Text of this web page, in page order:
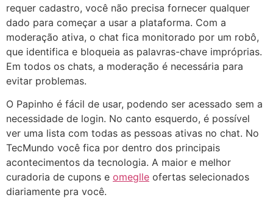
requer cadastro, você não precisa fornecer qualquer
dado para começar a usar a plataforma. Com a
moderação ativa, o chat fica monitorado por um robô,
que identifica e bloqueia as palavras-chave impróprias.
Em todos os chats, a moderação é necessária para
evitar problemas.
O Papinho é fácil de usar, podendo ser acessado sem a
necessidade de login. No canto esquerdo, é possível
ver uma lista com todas as pessoas ativas no chat. No
TecMundo você fica por dentro dos principais
acontecimentos da tecnologia. A maior e melhor
curadoria de cupons e omeglle ofertas selecionados
diariamente pra você.